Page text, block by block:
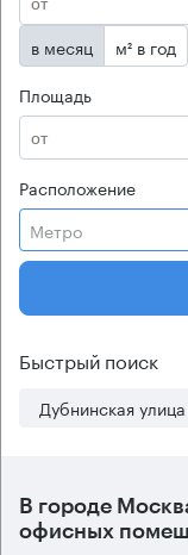
в месяц
м² в год
Площадь
Расположение
Метро
Быстрый поиск
Дубнинская улица
В городе
офисных